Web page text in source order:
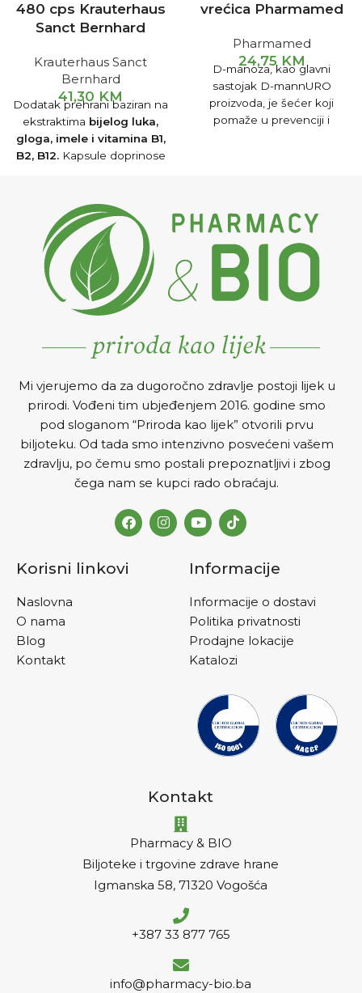
480 cps Krauterhaus
Sanct Bernhard
Krauterhaus Sanct
Bernhard
41,30 KM
Dodatak prehrani baziran na
ekstraktima bijelog luka,
gloga, imele i vitamina B1,
B2, B12.Kapsule doprinose
regulisanje krvnog pritiska.
vrećica Pharmamed
Pharmamed
24,75 KM
D-manoza, kao glavni
sastojak D-mannURO
proizvoda, je šećer koji
pomaže u prevenciji i
Mi vjerujemo da za dugoročno zdravlje postoji lijek u
prirodi. Vođeni tim ubjeđenjem 2016. godine smo
pod sloganom “Priroda kao lijek” otvorili prvu
biljoteku. Od tada smo intenzivno posvećeni vašem
zdravlju, po čemu smo postali prepoznatljivi i zbog
čega nam se kupci rado obraćaju.
Korisni linkovi
Naslovna
O nama
Blog
Kontakt
Informacije
Informacije o dostavi
Politika privatnosti
Prodajne lokacije
Katalozi
Kontakt
Pharmacy & BIO
Biljoteke i trgovine zdrave hrane
Igmanska 58, 71320 Vogošća
+387 33 877 765
info@pharmacy-bio.ba